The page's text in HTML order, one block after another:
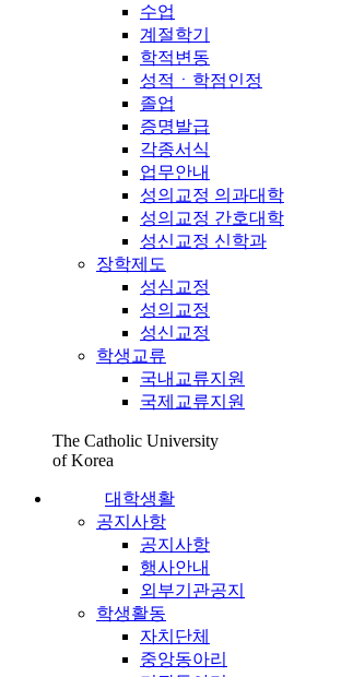
수업
계절학기
학적변동
성적ㆍ학점인정
졸업
증명발급
각종서식
업무안내
성의교정 의과대학
성의교정 간호대학
성신교정 신학과
장학제도
성심교정
성의교정
성신교정
학생교류
국내교류지원
국제교류지원
The Catholic University
of Korea
대학생활
공지사항
공지사항
행사안내
외부기관공지
학생활동
자치단체
중앙동아리